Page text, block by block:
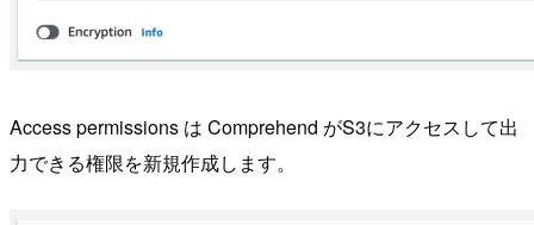
Access permissions は Comprehend がS3にアクセスして出
力できる権限を新規作成します。